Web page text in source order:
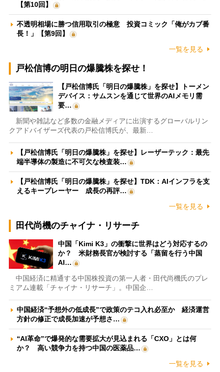
【第10回】
不透明相場に勝つ信用取引の極意 投資コミック「俺がカブ番
長！」【第9回】
一覧を見る
戸松信博の明日の爆騰株を探せ！
【戸松信博氏「明日の爆騰株」を探せ】トーメン
デバイス：サムスンを通じて世界のAIメモリ需
要…
新聞や雑誌など多数の金融メディアに出演するグローバルリン
クアドバイザーズ代表の戸松信博氏が、最新…
【戸松信博氏「明日の爆騰株」を探せ】レーザーテック：最先
端半導体の製造に不可欠な検査装…
【戸松信博氏「明日の爆騰株」を探せ】TDK：AIインフラを支
えるキープレーヤー 成長の再評…
一覧を見る
田代尚機のチャイナ・リサーチ
中国「Kimi K3」の衝撃に世界はどう対応するの
か？ 米財務長官が検討する「蒸留を行う中国
AI…
中国経済に精通する中国株投資の第一人者・田代尚機氏のプレ
ミアム連載「チャイナ・リサーチ」。中国企…
中国経済“予想外の低成長”で政策のテコ入れ必至か 経済運営
方針の修正で成長加速が予想さ…
“AI革命”で爆発的な需要拡大が見込まれる「CXO」とは何
か？ 高い競争力を持つ中国の医薬品…
一覧を見る